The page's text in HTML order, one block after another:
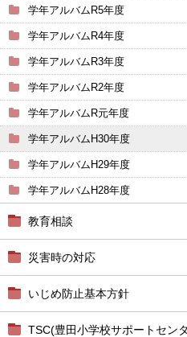
学年アルバムR5年度
学年アルバムR4年度
学年アルバムR3年度
学年アルバムR2年度
学年アルバムR元年度
学年アルバムH30年度
学年アルバムH29年度
学年アルバムH28年度
教育相談
災害時の対応
いじめ防止基本方針
TSC(豊田小学校サポートセン